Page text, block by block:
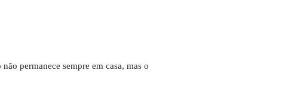
permanece sempre em casa, mas o